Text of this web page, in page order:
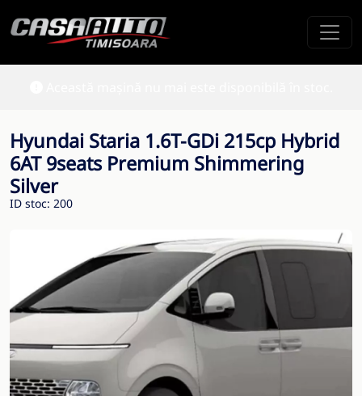
Hyundai Staria 1.6T-GDi 215cp Hybrid
6AT 9seats Premium Shimmering
Silver
ID stoc: 200